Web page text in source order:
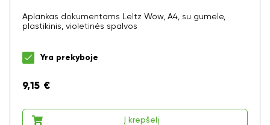
Aplankas dokumentams LeItz Wow, A4, su gumele,
plastikinis, violetinės spalvos
Yra prekyboje
9,15 €
Į krepšelį